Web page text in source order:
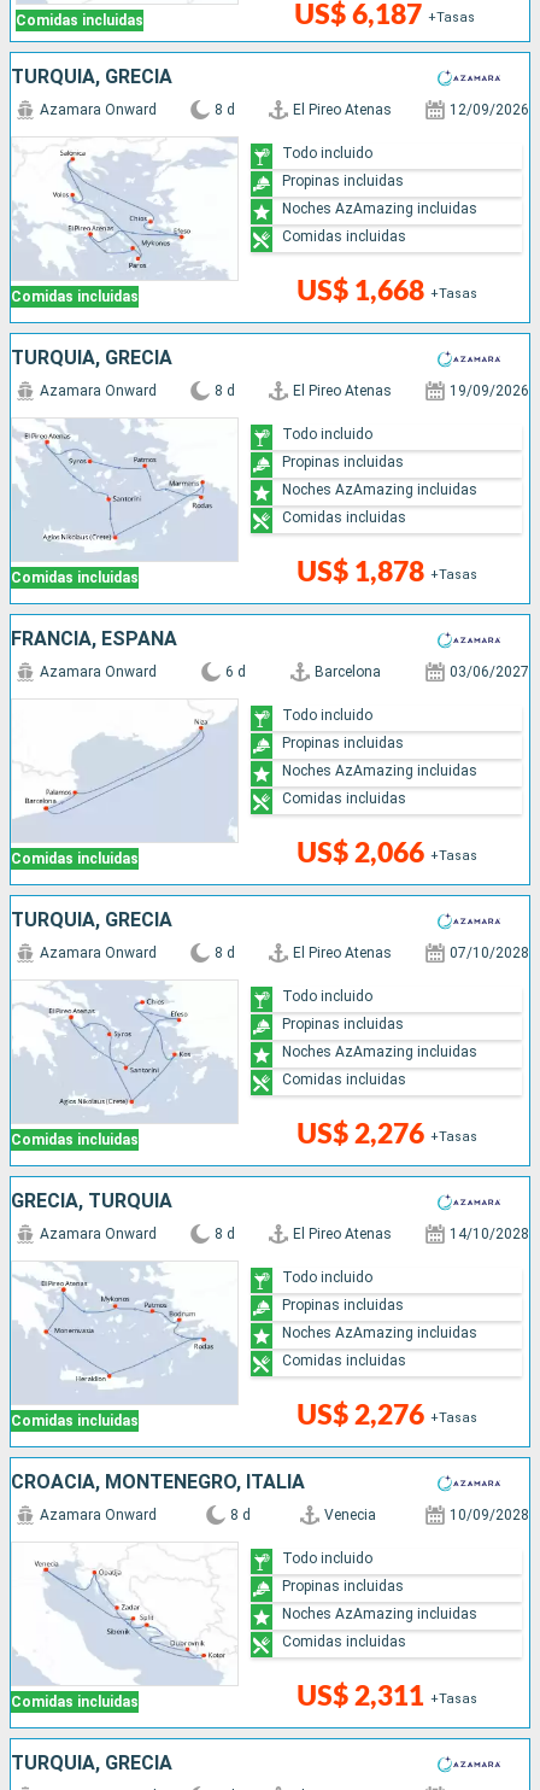
Comidas incluidas US$ 6,187 +Tasas
TURQUÍA, GRECIA
Comidas incluidas
Azamara Onward 8 d El Pireo Atenas 12/09/2026
US$ 1,668 +Tasas
Todo incluido
Propinas incluidas
Noches AzAmazing incluidas
Comidas incluidas
TURQUÍA, GRECIA
Comidas incluidas
Azamara Onward 8 d El Pireo Atenas 19/09/2026
US$ 1,878 +Tasas
Todo incluido
Propinas incluidas
Noches AzAmazing incluidas
Comidas incluidas
FRANCIA, ESPAÑA
Comidas incluidas
Azamara Onward 6 d Barcelona 03/06/2027
US$ 2,066 +Tasas
Todo incluido
Propinas incluidas
Noches AzAmazing incluidas
Comidas incluidas
TURQUÍA, GRECIA
Comidas incluidas
Azamara Onward 8 d El Pireo Atenas 07/10/2028
US$ 2,276 +Tasas
Todo incluido
Propinas incluidas
Noches AzAmazing incluidas
Comidas incluidas
GRECIA, TURQUÍA
Comidas incluidas
Azamara Onward 8 d El Pireo Atenas 14/10/2028
US$ 2,276 +Tasas
Todo incluido
Propinas incluidas
Noches AzAmazing incluidas
Comidas incluidas
CROACIA, MONTENEGRO, ITALIA
Comidas incluidas
Azamara Onward 8 d Venecia 10/09/2028
US$ 2,311 +Tasas
Todo incluido
Propinas incluidas
Noches AzAmazing incluidas
Comidas incluidas
TURQUÍA, GRECIA